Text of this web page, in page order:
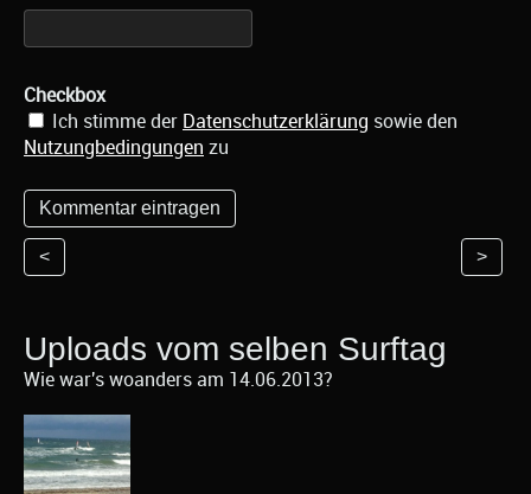
Checkbox
Ich stimme der Datenschutzerklärung sowie den
Nutzungbedingungen zu
< >
Uploads vom selben Surftag
Wie war's woanders am 14.06.2013?